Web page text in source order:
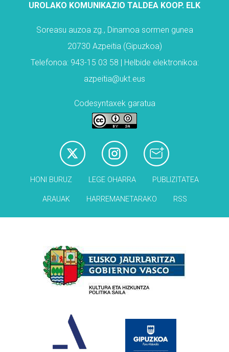
UROLAKO KOMUNIKAZIO TALDEA KOOP. ELK
Soreasu auzoa zg., Dinamoa sormen gunea
20730 Azpeitia (Gipuzkoa)
Telefonoa: 943-15 03 58 | Helbide elektronikoa:
azpeitia@ukt.eus
Codesyntaxek garatua
HONI BURUZ LEGE OHARRA PUBLIZITATEA
ARAUAK HARREMANETARAKO RSS